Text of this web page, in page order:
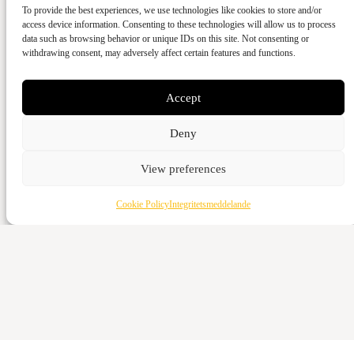
To provide the best experiences, we use technologies like cookies to store and/or
access device information. Consenting to these technologies will allow us to process
data such as browsing behavior or unique IDs on this site. Not consenting or
withdrawing consent, may adversely affect certain features and functions.
Accept
Deny
View preferences
Cookie PolicyIntegritetsmeddelande
Ge med kort
Vattenverksvägen 44, 212 21 Malmö
Bankgiro